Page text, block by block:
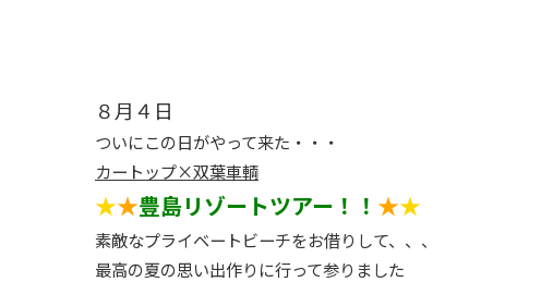
８月４日
ついにこの日がやって来た・・・
カートップ×双葉車輌
★★豊島リゾートツアー！！ ★★
素敵なプライベートビーチをお借りして、、、
最高の夏の思い出作りに行って参りました